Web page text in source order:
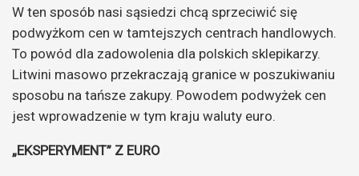
W ten sposób nasi sąsiedzi chcą sprzeciwić się
podwyżkom cen w tamtejszych centrach handlowych.
To powód dla zadowolenia dla polskich sklepikarzy.
Litwini masowo przekraczają granice w poszukiwaniu
sposobu na tańsze zakupy. Powodem podwyżek cen
jest wprowadzenie w tym kraju waluty euro.
„EKSPERYMENT” Z EURO